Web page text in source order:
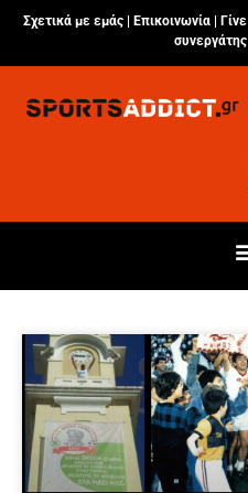
Σχετικά με εμάς | Επικοινωνία
Γίνε
συνεργάτης